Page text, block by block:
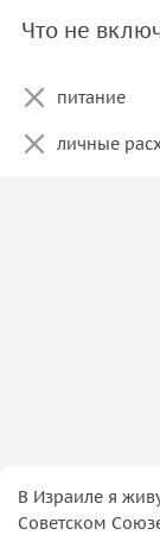
Что не
питание
личные
В Израиле я
Советском